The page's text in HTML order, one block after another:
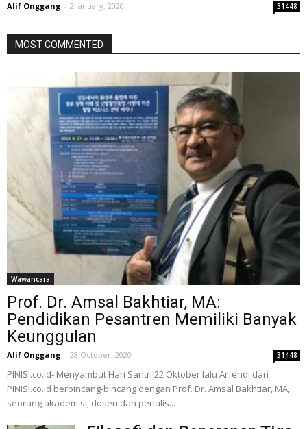
Alif Onggang - 2 January, 2020 31448
MOST COMMENTED
Wawancara
Prof. Dr. Amsal Bakhtiar, MA:
Pendidikan Pesantren Memiliki Banyak
Keunggulan
Alif Onggang - 28 October, 2020 31448
PINISI.co.id- Menyambut Hari Santri 22 Oktober lalu Arfendi dari
PINISI.co.id berbincang-bincang dengan Prof. Dr. Amsal Bakhtiar, MA,
seorang akademisi, dosen dan penulis...